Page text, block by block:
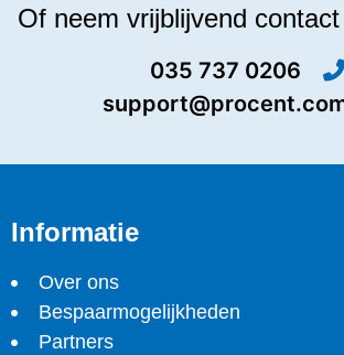
Of neem vrijblijvend
035 737 0206
Informatie
Over ons
Bespaarmogelijkheden
Partners